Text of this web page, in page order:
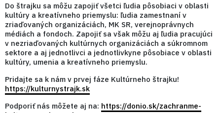
Do štrajku sa môžu zapojiťvšetci ľudia pôsobiaci v oblasti
kultúry a kreatívneho priemyslu: ľudia zamestnaní v
zriaďovaných organizáciách, MK SR, verejnoprávnych
médiách a fondoch. Zapojiť sa však môžu aj ľudia pracujúci
v nezriaďovaných kultúrnych organizáciách a súkromnom
sektore a aj jednotlivci a jednotlivkyne pôsobiace v oblasti
kultúry, umenia a kreatívneho priemyslu.
Pridajte sa k nám v prvej fáze Kultúrneho štrajku!
https://kulturnystrajk.sk
Podporiť nás môžete aj na: https://donio.sk/zachranme-